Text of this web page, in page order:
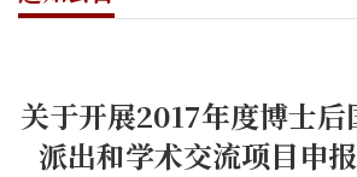
关于开展2017年度博士
派出和学术交流项目申